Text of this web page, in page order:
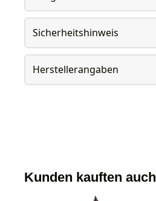
Sicherheitshinweis
Herstellerangaben
Kunden kauften auch